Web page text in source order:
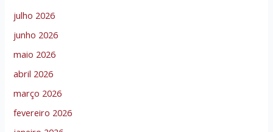
julho 2026
junho 2026
maio 2026
abril 2026
março 2026
fevereiro 2026